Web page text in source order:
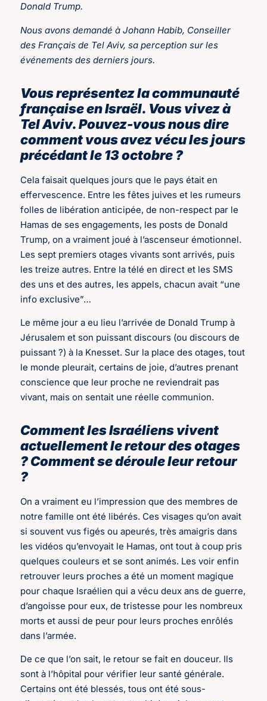
Donald Trump.
Nous avons demandé à Johann Habib, Conseiller
des Français de Tel Aviv, sa perception sur les
événements des derniers jours.
Vous représentez la communauté
française en Israël. Vous vivez à
Tel Aviv. Pouvez-vous nous dire
comment vous avez vécu les jours
précédant le 13 octobre ?
Cela faisait quelques jours que le pays était en
effervescence. Entre les fêtes juives et les rumeurs
folles de libération anticipée, de non-respect par le
Hamas de ses engagements, les posts de Donald
Trump, on a vraiment joué à l’ascenseur émotionnel.
Les sept premiers otages vivants sont arrivés, puis
les treize autres. Entre la télé en direct et les SMS
des uns et des autres, les appels, chacun avait “une
info exclusive”…
Le même jour a eu lieu l’arrivée de Donald Trump à
Jérusalem et son puissant discours (ou discours de
puissant ?) à la Knesset. Sur la place des otages, tout
le monde pleurait, certains de joie, d’autres prenant
conscience que leur proche ne reviendrait pas
vivant, mais on sentait une réelle communion.
Comment les Israéliens vivent
actuellement le retour des otages
? Comment se déroule leur retour
?
On a vraiment eu l’impression que des membres de
notre famille ont été libérés. Ces visages qu’on avait
si souvent vus figés ou apeurés, très amaigris dans
les vidéos qu’envoyait le Hamas, ont tout à coup pris
quelques couleurs et se sont animés. Les voir enfin
retrouver leurs proches a été un moment magique
pour chaque Israélien qui a vécu deux ans de guerre,
d’angoisse pour eux, de tristesse pour les nombreux
morts et aussi de peur pour leurs proches enrôlés
dans l’armée.
De ce que l’on sait, le retour se fait en douceur. Ils
sont à l’hôpital pour vérifier leur santé générale.
Certains ont été blessés, tous ont été sous-